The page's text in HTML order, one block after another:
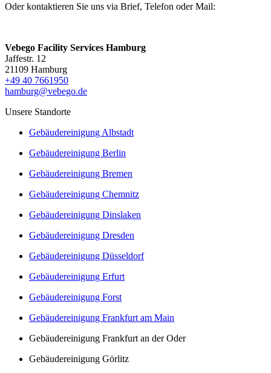
Oder kontaktieren Sie uns via Brief, Telefon oder Mail:
Vebego Facility Services Hamburg
Jaffestr. 12
21109 Hamburg
+49 40 7661950
hamburg@vebego.de
Unsere Standorte
Gebäudereinigung Albstadt
Gebäudereinigung Berlin
Gebäudereinigung Bremen
Gebäudereinigung Chemnitz
Gebäudereinigung Dinslaken
Gebäudereinigung Dresden
Gebäudereinigung Düsseldorf
Gebäudereinigung Erfurt
Gebäudereinigung Forst
Gebäudereinigung Frankfurt am Main
Gebäudereinigung Frankfurt an der Oder
Gebäudereinigung Görlitz